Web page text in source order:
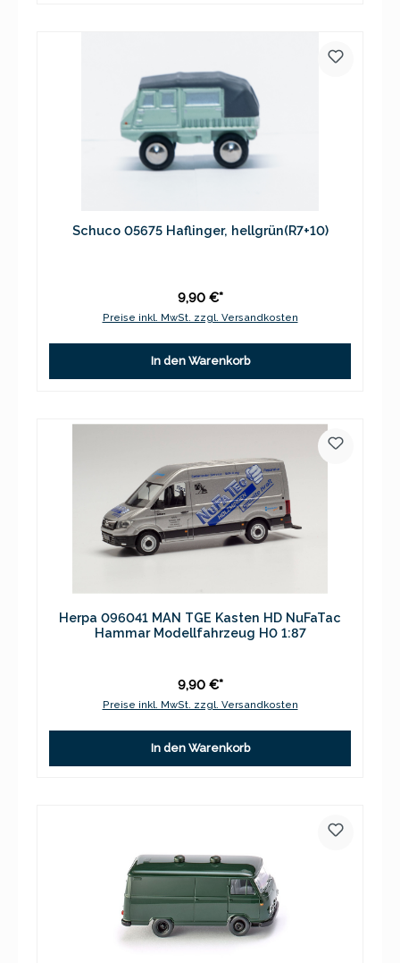
Schuco 05675 Haflinger, hellgrün(R7+10)
9,90 €*
Preise inkl. MwSt. zzgl. Versandkosten
In den Warenkorb
Herpa 096041 MAN TGE Kasten HD NuFaTac
Hammar Modellfahrzeug H0 1:87
9,90 €*
Preise inkl. MwSt. zzgl. Versandkosten
In den Warenkorb